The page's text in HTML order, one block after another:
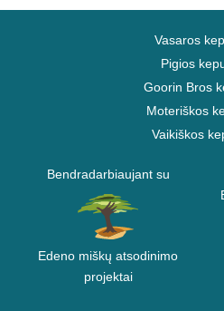
Vasaros
Pigios
Goorin Bros
Moteriškos
Vaikiškos
Bendradarbiaujant su
Edeno miškų atsodinimo
projektai